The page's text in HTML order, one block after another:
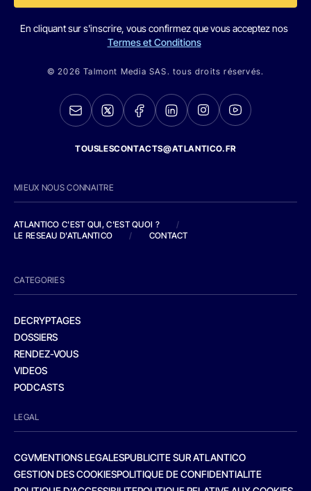
En cliquant sur s'inscrire, vous confirmez que vous acceptez nos
Termes et Conditions
© 2026 Talmont Media SAS. tous droits réservés.
TOUSLESCONTACTS@ATLANTICO.FR
MIEUX NOUS CONNAITRE
ATLANTICO C'EST QUI, C'EST QUOI ?
/
LE RESEAU D'ATLANTICO
/ CONTACT
CATEGORIES
DECRYPTAGES
DOSSIERS
RENDEZ-VOUS
VIDEOS
PODCASTS
LEGAL
CGVMENTIONS LEGALESPUBLICITE SUR ATLANTICO
GESTION DES COOKIESPOLITIQUE DE CONFIDENTIALITE